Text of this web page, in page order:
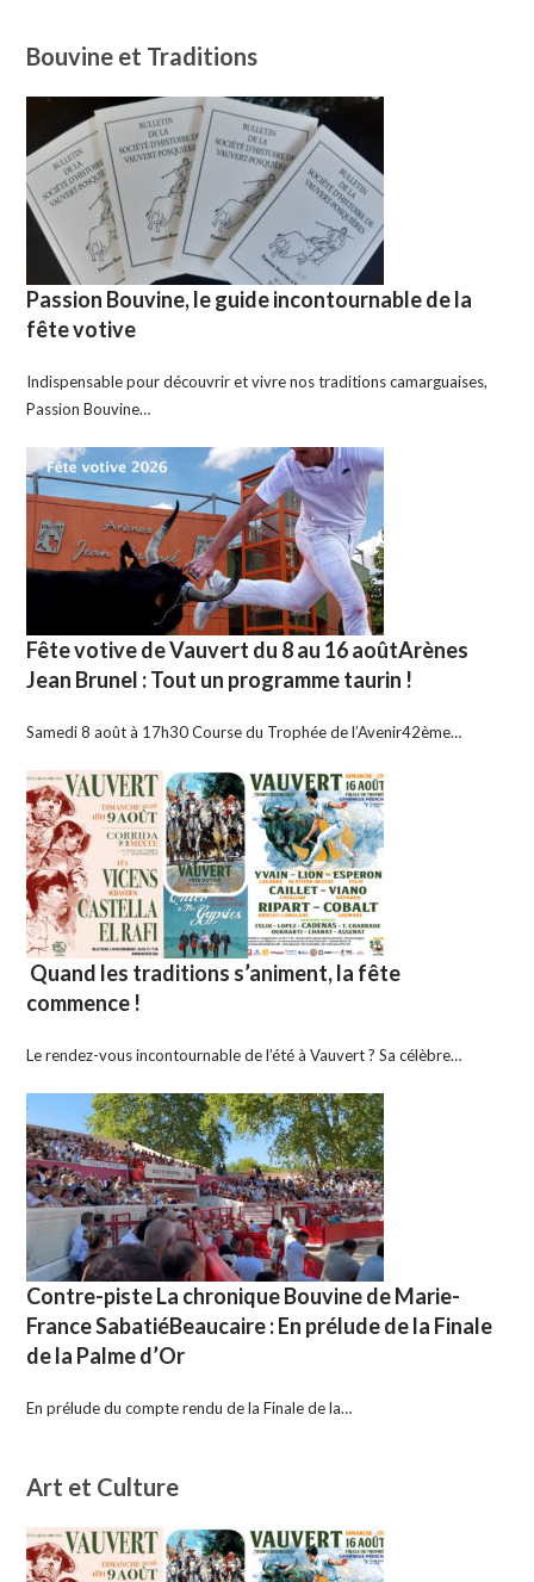
Bouvine et Traditions
Passion Bouvine, le guide incontournable de la
fête votive
Indispensable pour découvrir et vivre nos traditions camarguaises,
Passion Bouvine…
Fête votive de Vauvert du 8 au 16 aoûtArènes
Jean Brunel : Tout un programme taurin !
Samedi 8 août à 17h30 Course du Trophée de l’Avenir42ème…
Quand les traditions s’animent, la fête
commence !
Le rendez-vous incontournable de l’été à Vauvert ? Sa célèbre…
Contre-piste La chronique Bouvine de Marie-
France SabatiéBeaucaire : En prélude de la Finale
de la Palme d’Or
En prélude du compte rendu de la Finale de la…
Art et Culture